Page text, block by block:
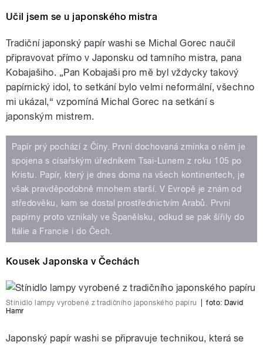
Učil jsem se u japonského mistra
Tradiční japonský papír washi se Michal Gorec naučil
připravovat přímo v Japonsku od tamního mistra, pana
Kobajašiho. „Pan Kobajaši pro mě byl vždycky takový
papírnický idol, to setkání bylo velmi neformální, všechno
mi ukázal,“ vzpomíná Michal Gorec na setkání s
japonským mistrem.
Papír prý pochází z Číny. První dochovaná zmínka o něm je
spojena s císařským úředníkem Tsai-Lunem z roku 105 po
Kristu. Papír, který je dnes doma na všech kontinentech, je
však pravděpodobně mnohem starší. V Evropě je znám od
středověku, kam se dostal prostřednictvím Arabů. První
papírny proto vznikaly ve Španělsku, odkud se pak šířily do
Itálie a Francie i do Čech.
Kousek Japonska v Čechách
Stínidlo lampy vyrobené z tradičního japonského papíru
foto: David
Hamr
Japonský papír washi se připravuje technikou, která se